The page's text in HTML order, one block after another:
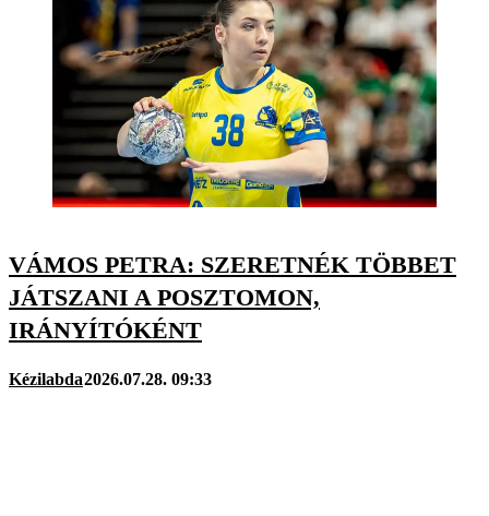
VÁMOS PETRA: SZERETNÉK TÖBBET
JÁTSZANI A POSZTOMON,
IRÁNYÍTÓKÉNT
Kézilabda2026.07.28. 09:33